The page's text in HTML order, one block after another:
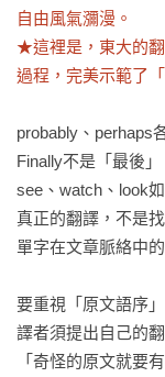
自由風氣瀰漫。
★這裡是，東大的
過程，完美示範了
probably、perhaps
Finally不是「最後
see、watch、look
真正的翻譯，不是
單字在文章脈絡中
要重視「原文語序
譯者須提出自己的
「奇怪的原文就要